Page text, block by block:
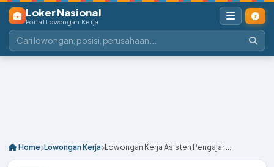
Loker Nasional
Portal Lowongan Kerja
Home Lowongan Kerja Lowongan Kerja Asisten Pengajar ...